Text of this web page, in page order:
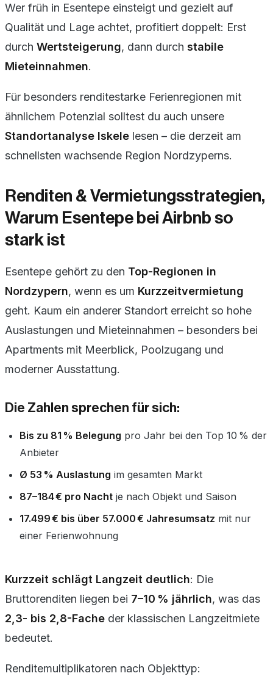
Wer früh in Esentepe einsteigt und gezielt auf
Qualität und Lage achtet, profitiert doppelt: Erst
durch Wertsteigerung, dann durch stabile
Mieteinnahmen.
Für besonders renditestarke Ferienregionen mit
ähnlichem Potenzial solltest du auch unsere
Standortanalyse Iskele lesen – die derzeit am
schnellsten wachsende Region Nordzyperns.
Renditen & Vermietungsstrategien,
Warum Esentepe bei Airbnb so
stark ist
Esentepe gehört zu den Top-Regionen in
Nordzypern, wenn es um Kurzzeitvermietung
geht. Kaum ein anderer Standort erreicht so hohe
Auslastungen und Mieteinnahmen – besonders bei
Apartments mit Meerblick, Poolzugang und
moderner Ausstattung.
Die Zahlen sprechen für sich:
Bis zu 81 % Belegung pro Jahr bei den Top 10 % der
Anbieter
Ø 53 % Auslastung im gesamten Markt
87–184 € pro Nacht je nach Objekt und Saison
17.499 € bis über 57.000 € Jahresumsatz mit nur
einer Ferienwohnung
Kurzzeit schlägt Langzeit deutlich: Die
Bruttorenditen liegen bei 7–10 % jährlich, was das
2,3- bis 2,8-Fache der klassischen Langzeitmiete
bedeutet.
Renditemultiplikatoren nach Objekttyp: